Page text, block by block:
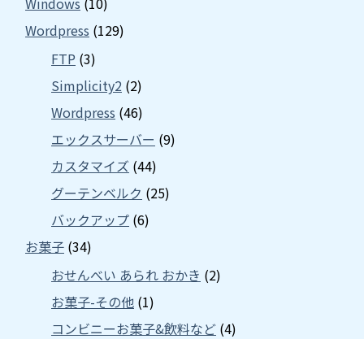
Wordpress (129)
FTP (3)
Simplicity2 (2)
Wordpress (46)
エックスサーバー (9)
カスタマイズ (44)
グーテンベルク (25)
バックアップ (6)
お菓子 (34)
おせんべい あられ おかき (2)
お菓子-その他 (1)
コンビニーお菓子&飲料など (4)